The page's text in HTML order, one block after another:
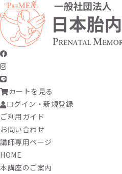
カートを見る
ログイン・新規登録
ご利用ガイド
お問い合わせ
講師専用ページ
HOME
本講座のご案内